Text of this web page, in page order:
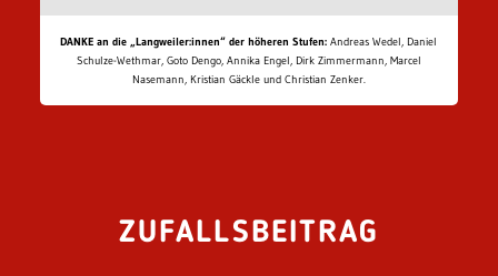
DANKE an die „Langweiler:innen“ der höheren Stufen: Andreas Wedel, Daniel
Schulze-Wethmar, Goto Dengo, Annika Engel, Dirk Zimmermann, Marcel
Nasemann, Kristian Gäckle und Christian Zenker.
ZUFALLSBEITRAG